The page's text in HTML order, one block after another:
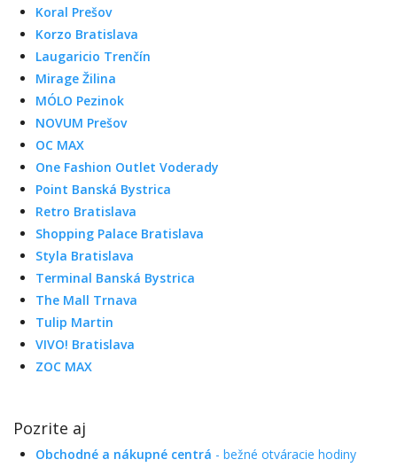
Koral Prešov
Korzo Bratislava
Laugaricio Trenčín
Mirage Žilina
MÓLO Pezinok
NOVUM Prešov
OC MAX
One Fashion Outlet Voderady
Point Banská Bystrica
Retro Bratislava
Shopping Palace Bratislava
Styla Bratislava
Terminal Banská Bystrica
The Mall Trnava
Tulip Martin
VIVO! Bratislava
ZOC MAX
Pozrite aj
Obchodné a nákupné centrá - bežné otváracie hodiny